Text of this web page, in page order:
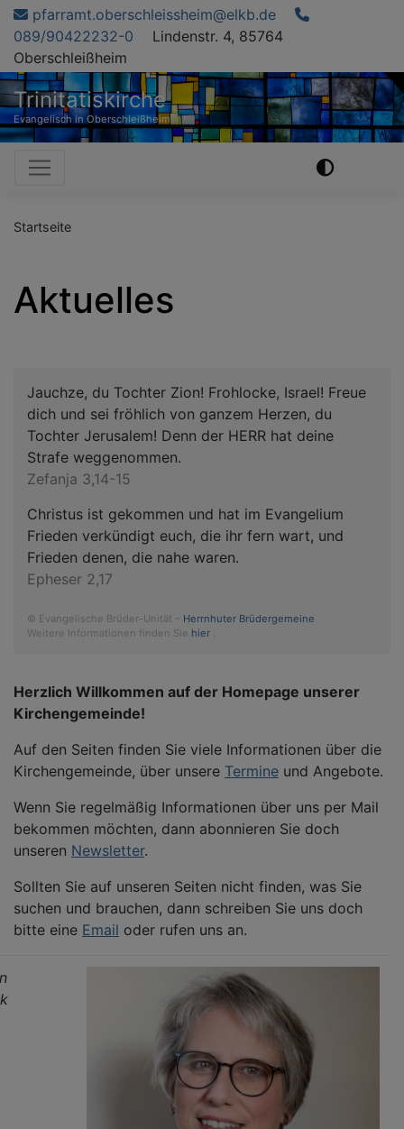
Direkt
zum
Inhalt
pfarramt.oberschleissheim@elkb.de
089/90422232-0
Lindenstr. 4, 85764
Oberschleißheim
Trinitatiskirche
Evangelisch in Oberschleißheim
Hauptnavigation
Startseite
Aktuelles
Jauchze, du Tochter Zion! Frohlocke, Israel! Freue
dich und sei fröhlich von ganzem Herzen, du
Tochter Jerusalem! Denn der HERR hat deine
Strafe weggenommen.
Zefanja 3,14-15
Christus ist gekommen und hat im Evangelium
Frieden verkündigt euch, die ihr fern wart, und
Frieden denen, die nahe waren.
Epheser 2,17
© Evangelische Brüder-Unität – Herrnhuter Brüdergemeine
Weitere Informationen finden Sie hier .
Herzlich Willkommen auf der Homepage unserer
Kirchengemeinde!
Auf den Seiten finden Sie viele Informationen über die
Kirchengemeinde, über unsere Termine und Angebote.
Wenn Sie regelmäßig Informationen über uns per Mail
bekommen möchten, dann abonnieren Sie doch
unseren Newsletter.
Sollten Sie auf unseren Seiten nicht finden, was Sie
suchen und brauchen, dann schreiben Sie uns doch
bitte eine Email oder rufen uns an.